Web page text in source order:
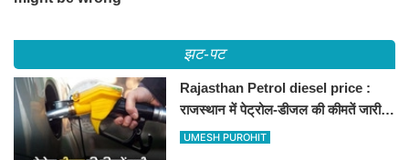
झट-पट
Rajasthan Petrol diesel price :
राजस्थान में पेट्रोल-डीजल की कीमतें जारी,
जानिए बीकानेर समेत पुरे प्रदेश में नए रेट
UMESH PUROHIT